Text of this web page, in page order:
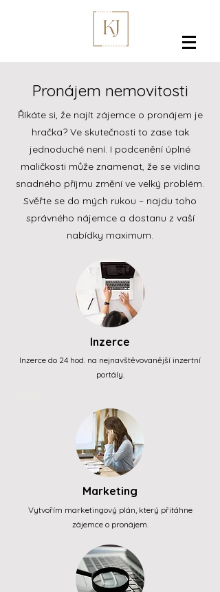
Pronájem nemovitosti
Říkáte si, že najít zájemce o pronájem je
hračka? Ve skutečnosti to zase tak
jednoduché není. I podcenění úplné
maličkosti může znamenat, že se vidina
snadného příjmu změní ve velký problém.
Svěřte se do mých rukou – najdu toho
správného nájemce a dostanu z vaší
nabídky maximum.
Inzerce
Inzerce do 24 hod. na nejnavštěvovanější inzertní
portály.
Marketing
Vytvořím marketingový plán, který přitáhne
zájemce o pronájem.